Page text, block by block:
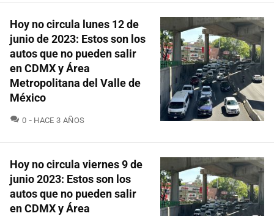
Hoy no circula lunes 12 de
junio de 2023: Estos son los
autos que no pueden salir
en CDMX y Área
Metropolitana del Valle de
México
0 COMENTARIOS
HACE 3 AÑOS
Hoy no circula viernes 9 de
junio 2023: Estos son los
autos que no pueden salir
en CDMX y Área